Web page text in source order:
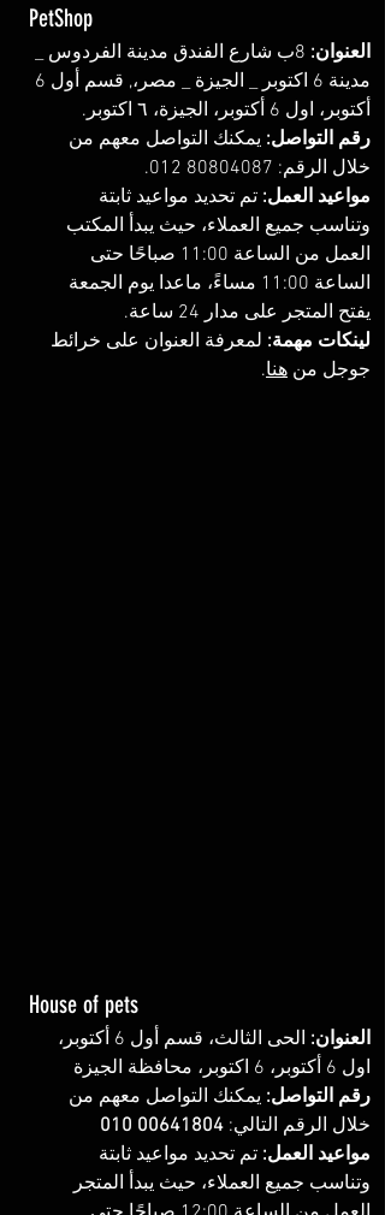
PetShop
العنوان:
8ب شارع الفندق مدينة الفردوس _
أكتوبر، اول 6 أكتوبر، الجيزة، ٦ اكتوبر.
رقم التواصل: يمكنك التواصل معهم من
خلال الرقم: ‏‪012 80804087‬‏.
مواعيد العمل: تم تحديد مواعيد ثابتة
وتناسب جميع العملاء، حيث يبدأ المكتب
العمل من الساعة 11:00 صباحًا حتى
الساعة 11:00 مساءً، ماعدا يوم الجمعة
يفتح المتجر على مدار 24 ساعة.
لينكات مهمة: لمعرفة العنوان على خرائط
جوجل من هنا.
House of pets
العنوان:
الحى الثالث، قسم أول 6 أكتوبر،
اول 6 أكتوبر، 6 اكتوبر، محافظة الجيزة
رقم التواصل: يمكنك التواصل معهم من
خلال الرقم التالي:
مواعيد العمل: تم تحديد مواعيد ثابتة
وتناسب جميع العملاء، حيث يبدأ المتجر